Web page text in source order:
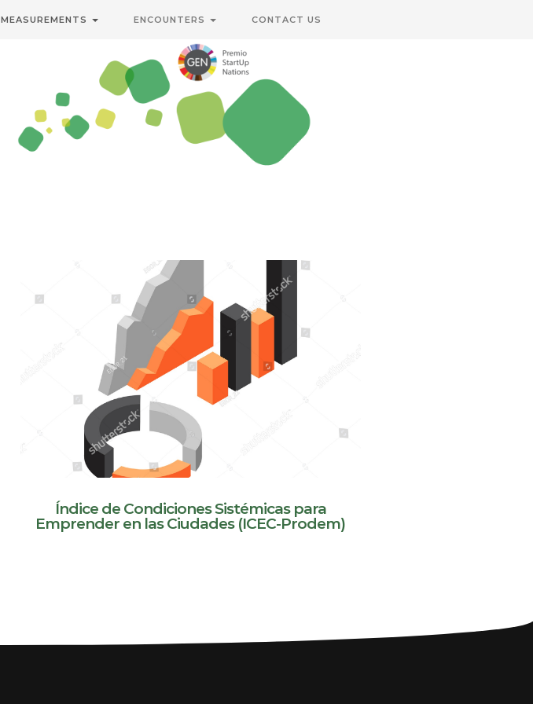
MEASUREMENTS ENCOUNTERS CONTACT US
Índice de Condiciones Sistémicas para
Emprender en las Ciudades (ICEC-Prodem)